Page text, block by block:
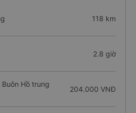
118 km
2.8 giờ
Hồ trung
204.000 VNĐ